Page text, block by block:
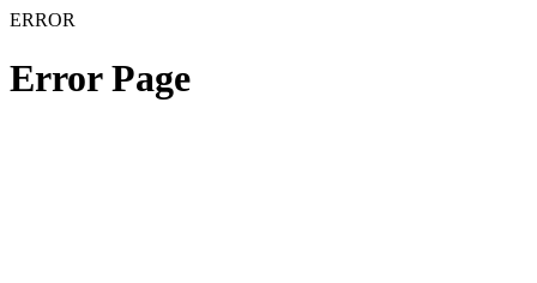
ERROR
Error Page